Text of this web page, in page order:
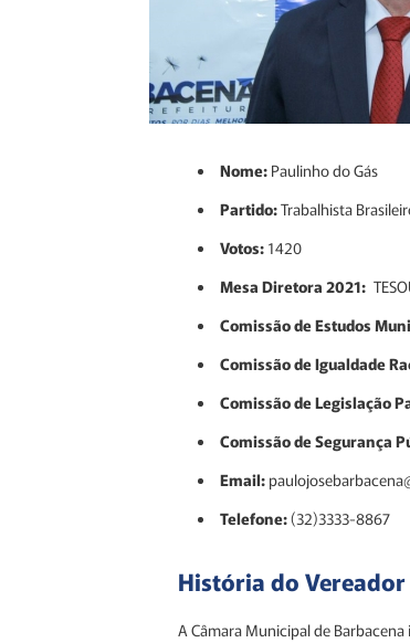
Nome:Paulinho do Gás
Partido:Trabalhista
Votos:1420
Mesa Diretora 2021:
Comissão de Estudos
Comissão de Igualdade
Comissão de Legislação
Comissão de Segurança
Email:
Telefone:(32)3333-8867
História do Vereador
A Câmara Municipal de